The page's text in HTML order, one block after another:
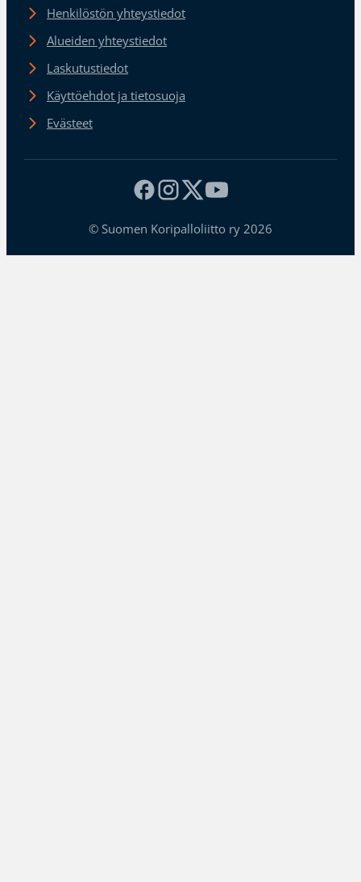
Henkilöstön yhteystiedot
Alueiden yhteystiedot
Laskutustiedot
Käyttöehdot ja tietosuoja
Evästeet
© Suomen Koripalloliitto ry 2026